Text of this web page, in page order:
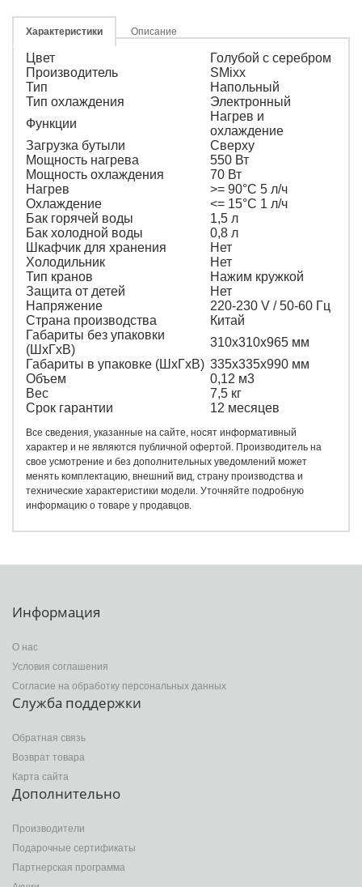
Характеристики Описание
Цвет
Голубой с серебром
Производитель
SMixx
Тип
Напольный
Тип охлаждения
Электронный
Функции
Нагрев и
охлаждение
Загрузка бутыли
Сверху
Мощность нагрева
550 Вт
Мощность охлаждения
70 Вт
Нагрев
>= 90°С 5 л/ч
Охлаждение
<= 15°С 1 л/ч
Бак горячей воды
1,5 л
Бак холодной воды
0,8 л
Шкафчик для хранения
Нет
Холодильник
Нет
Тип кранов
Нажим кружкой
Защита от детей
Нет
Напряжение
220-230 V / 50-60 Гц
Страна производства
Китай
Габариты без упаковки
(ШxГxВ)
310х310х965 мм
Габариты в упаковке (ШxГxВ) 335х335х990 мм
Объем
0,12 м3
Вес
7,5 кг
Срок гарантии
12 месяцев
Все сведения, указанные на сайте, носят информативный
характер и не являются публичной офертой. Производитель на
свое усмотрение и без дополнительных уведомлений может
менять комплектацию, внешний вид, страну производства и
технические характеристики модели. Уточняйте подробную
информацию о товаре у продавцов.
Информация
О нас
Условия соглашения
Согласие на обработку персональных данных
Служба поддержки
Обратная связь
Возврат товара
Карта сайта
Дополнительно
Производители
Подарочные сертификаты
Партнерская программа